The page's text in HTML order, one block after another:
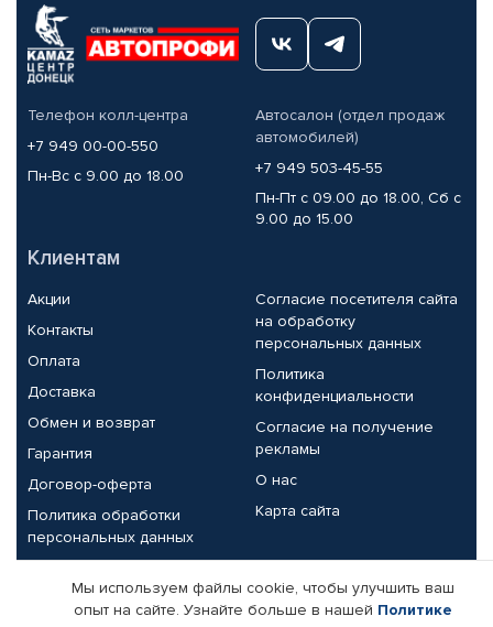
Телефон колл-центра
+7 949 00-00-550
Пн-Вс с 9.00 до 18.00
Автосалон (отдел продаж
автомобилей)
+7 949 503-45-55
Пн-Пт с 09.00 до 18.00, Сб с
9.00 до 15.00
Клиентам
Акции
Контакты
Оплата
Доставка
Обмен и возврат
Гарантия
Договор-оферта
Политика обработки
персональных данных
Согласие посетителя сайта
на обработку
персональных данных
Политика
конфиденциальности
Согласие на получение
рекламы
О нас
Карта сайта
Партнерам
Мы используем файлы cookie, чтобы улучшить ваш
опыт на сайте. Узнайте больше в нашей Политике